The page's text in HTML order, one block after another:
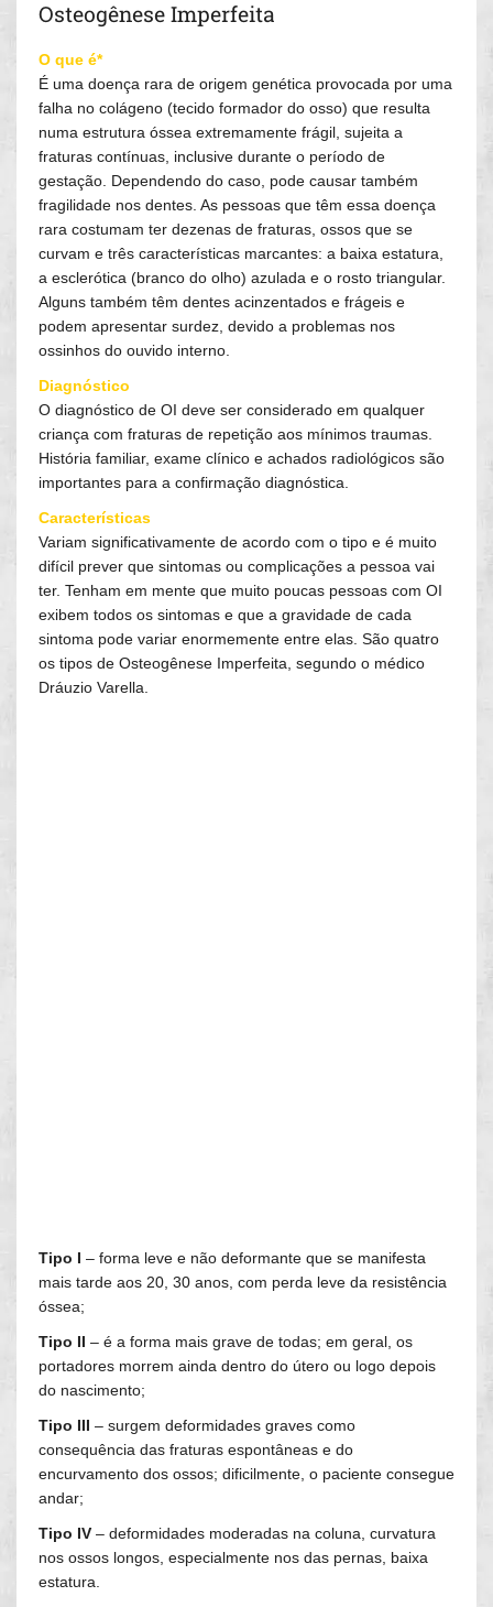
Osteogênese Imperfeita
O que é*
É uma doença rara de origem genética provocada por uma
falha no colágeno (tecido formador do osso) que resulta
numa estrutura óssea extremamente frágil, sujeita a
fraturas contínuas, inclusive durante o período de
gestação. Dependendo do caso, pode causar também
fragilidade nos dentes. As pessoas que têm essa doença
rara costumam ter dezenas de fraturas, ossos que se
curvam e três características marcantes: a baixa estatura,
a esclerótica (branco do olho) azulada e o rosto triangular.
Alguns também têm dentes acinzentados e frágeis e
podem apresentar surdez, devido a problemas nos
ossinhos do ouvido interno.
Diagnóstico
O diagnóstico de OI deve ser considerado em qualquer
criança com fraturas de repetição aos mínimos traumas.
História familiar, exame clínico e achados radiológicos são
importantes para a confirmação diagnóstica.
Características
Variam significativamente de acordo com o tipo e é muito
difícil prever que sintomas ou complicações a pessoa vai
ter. Tenham em mente que muito poucas pessoas com OI
exibem todos os sintomas e que a gravidade de cada
sintoma pode variar enormemente entre elas. São quatro
os tipos de Osteogênese Imperfeita, segundo o médico
Dráuzio Varella.
Tipo I – forma leve e não deformante que se manifesta
mais tarde aos 20, 30 anos, com perda leve da resistência
óssea;
Tipo II – é a forma mais grave de todas; em geral, os
portadores morrem ainda dentro do útero ou logo depois
do nascimento;
Tipo III – surgem deformidades graves como
consequência das fraturas espontâneas e do
encurvamento dos ossos; dificilmente, o paciente consegue
andar;
Tipo IV – deformidades moderadas na coluna, curvatura
nos ossos longos, especialmente nos das pernas, baixa
estatura.